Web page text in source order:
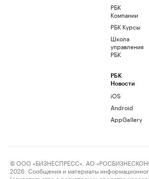
РБК
Компании
РБК Курсы
Школа
управления
РБК
РБК
Новости
iOS
Android
AppGallery
© ООО «БИЗНЕСПРЕСС», АО
2026. Сообщения и материалы